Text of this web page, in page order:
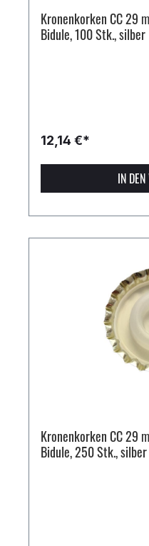
Kronenkorken CC 29
Bidule, 100 Stk., silber
12,14 €*
IN
Kronenkorken CC 29
Bidule, 250 Stk., silber